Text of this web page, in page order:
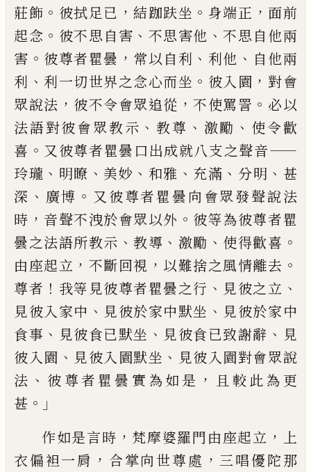
莊飾 。 彼拭足已 ，結跏趺坐 。 身端正 ， 面前
起念 。 彼不思自害 、 不思害他 、不思自他兩
害 。 彼尊者瞿曇 ， 常以自利 、 利他 、 自他兩
利 、利一切世界之念心而坐 。 彼入園 ， 對會
眾說法 ， 彼不令會眾追從 ，不使罵詈 。 必以
法語對彼會眾教示 、教尊 、 激勵 、 使令歡
喜 。 又彼尊者瞿曇口出成就八支之聲音——
玲瓏 、 明瞭 、 美妙 、 和雅 、 充滿 、 分明 、 甚
深 、 廣博 。 又彼尊者瞿曇向會眾發聲說法
時 ， 音聲不洩於會眾以外 。 彼等為彼尊者瞿
曇之法語所教示 、教導 、 激勵 、 使得歡喜 。
由座起立 ， 不斷回視 ， 以難捨之風情離去 。
尊者 ！ 我等見彼尊者瞿曇之行 、 見彼之立 、
見彼入家中 、 見彼於家中默坐 、 見彼於家中
食事 、 見彼食已默坐 、 見彼食已致謝辭 、 見
彼入園 、 見彼入園默坐 、 見彼入園對會眾說
法 、 彼尊者瞿曇實為如是 ，
且較此為更
甚 。」
作如是言時 ， 梵摩婆羅門由座起立 ，
上
衣偏袒一肩 ， 合掌向世尊處 ， 三唱優陀那